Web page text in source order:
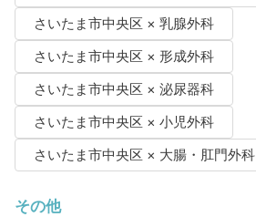
さいたま市中央区 × 乳腺外科
さいたま市中央区 × 形成外科
さいたま市中央区 × 泌尿器科
さいたま市中央区 × 小児外科
さいたま市中央区 × 大腸・肛門外科
その他